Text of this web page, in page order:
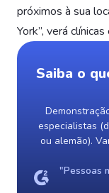
próximos à sua
York”, verá
Saiba o
especialistas
ou alemão).
"Pessoas